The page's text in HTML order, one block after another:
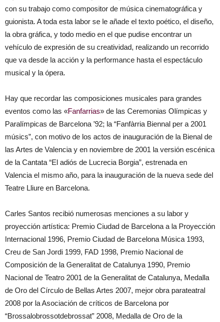
con su trabajo como compositor de música cinematográfica y
guionista. A toda esta labor se le añade el texto poético, el diseño,
la obra gráfica, y todo medio en el que pudise encontrar un
vehículo de expresión de su creatividad, realizando un recorrido
que va desde la acción y la performance hasta el espectáculo
musical y la ópera.
Hay que recordar las composiciones musicales para grandes
eventos como las «Fanfarrias» de las Ceremonias Olímpicas y
Paralímpicas de Barcelona ’92; la “Fanfàrria Biennal per a 2001
músics”, con motivo de los actos de inauguración de la Bienal de
las Artes de Valencia y en noviembre de 2001 la versión escénica
de la Cantata “El adiós de Lucrecia Borgia”, estrenada en
Valencia el mismo año, para la inauguración de la nueva sede del
Teatre Lliure en Barcelona.
Carles Santos recibió numerosas menciones a su labor y
proyección artística: Premio Ciudad de Barcelona a la Proyección
Internacional 1996, Premio Ciudad de Barcelona Música 1993,
Creu de San Jordi 1999, FAD 1998, Premio Nacional de
Composición de la Generalitat de Catalunya 1990, Premio
Nacional de Teatro 2001 de la Generalitat de Catalunya, Medalla
de Oro del Círculo de Bellas Artes 2007, mejor obra parateatral
2008 por la Asociación de críticos de Barcelona por
“Brossalobrossotdebrossat” 2008, Medalla de Oro de la